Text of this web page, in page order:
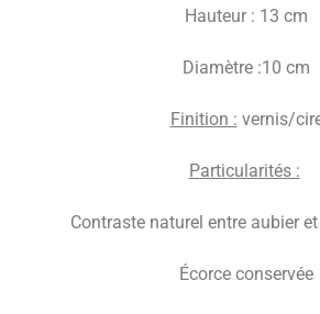
Hauteur : 13 cm
Diamètre :10 cm
Finition : vernis/
Particularités :
Contraste naturel entre aubier
Écorce conservée